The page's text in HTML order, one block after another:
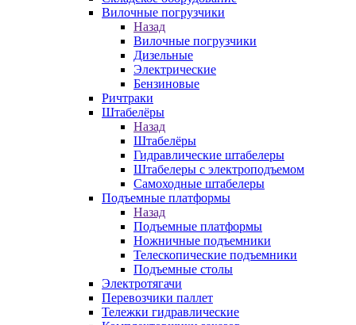
Вилочные погрузчики
Назад
Вилочные погрузчики
Дизельные
Электрические
Бензиновые
Ричтраки
Штабелёры
Назад
Штабелёры
Гидравлические штабелеры
Штабелеры с электроподъемом
Самоходные штабелеры
Подъемные платформы
Назад
Подъемные платформы
Ножничные подъемники
Телескопические подъемники
Подъемные столы
Электротягачи
Перевозчики паллет
Тележки гидравлические